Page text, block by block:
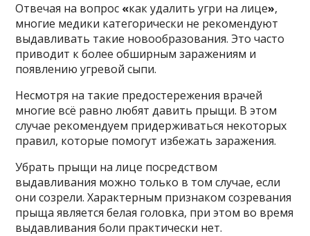
Отвечая на вопрос «как удалить угри на лице»,
многие медики категорически не рекомендуют
выдавливать такие новообразования. Это часто
приводит к более обширным заражениям и
появлению угревой сыпи.
Несмотря на такие предостережения врачей
многие всё равно любят давить прыщи. В этом
случае рекомендуем придерживаться некоторых
правил, которые помогут избежать заражения.
Убрать прыщи на лице посредством
выдавливания можно только в том случае, если
они созрели. Характерным признаком созревания
прыща является белая головка, при этом во время
выдавливания боли практически нет.